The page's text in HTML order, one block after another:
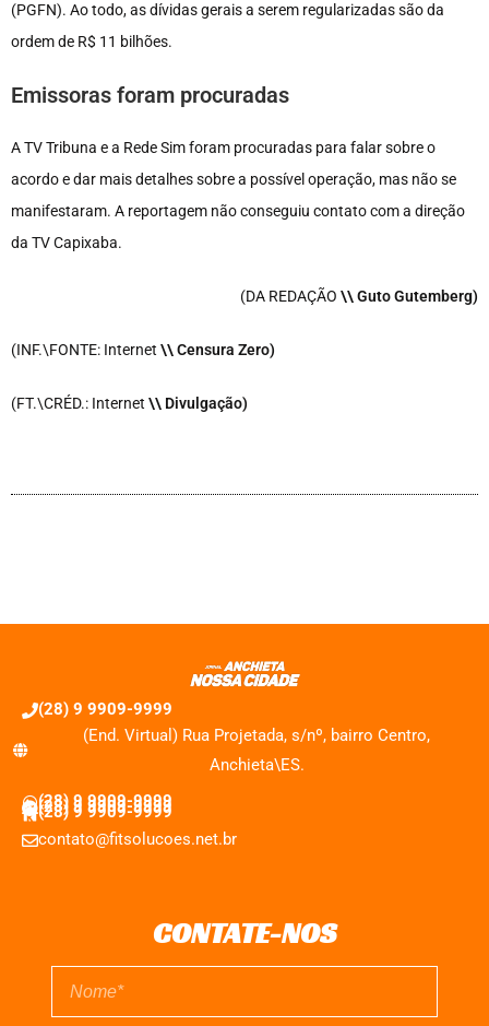
(PGFN). Ao todo, as dívidas gerais a serem regularizadas são da
ordem de R$ 11 bilhões.
Emissoras foram procuradas
A TV Tribuna e a Rede Sim foram procuradas para falar sobre o
acordo e dar mais detalhes sobre a possível operação, mas não se
manifestaram. A reportagem não conseguiu contato com a direção
da TV Capixaba.
(DA REDAÇÃO \\ Guto Gutemberg)
(INF.\FONTE: Internet \\ Censura Zero)
(FT.\CRÉD.: Internet \\ Divulgação)
(28) 9 9909-9999
(End. Virtual) Rua Projetada, s/nº, bairro Centro,
Anchieta\ES.
(28) 9 9909-9999
(28) 9 9909-9999
(28) 9 9909-9999
contato@fitsolucoes.net.br
CONTATE-NOS